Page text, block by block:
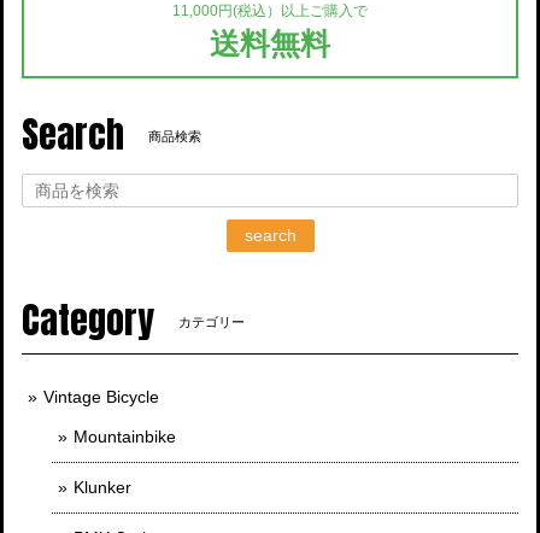
11,000円(税込）以上ご購入で
送料無料
Search 商品検索
search
Category カテゴリー
Vintage Bicycle
Mountainbike
Klunker